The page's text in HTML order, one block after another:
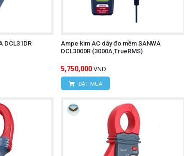
dương của nguồn điện.
cực của nguồn điện.
NGUYÊN
Ngạc, TP. Hà Nội
DCL31DR
Ampe kìm AC dây đo mềm SANWA
DCL3000R (3000A,TrueRMS)
5,750,000 VND
ĐẶT MUA